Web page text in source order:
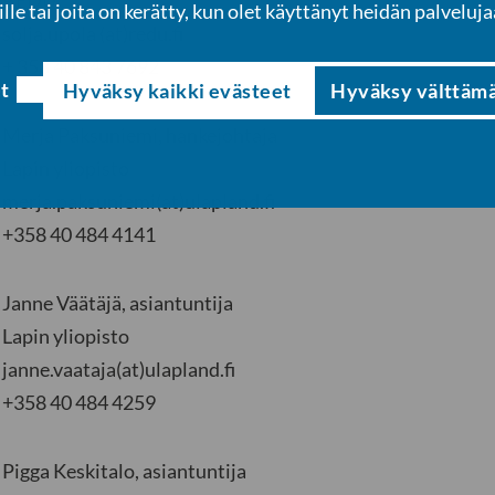
tai joita on kerätty, kun olet käyttänyt heidän
Hyväksy
Hyväksy kaikki evästeet
+ 358 40 843 7692
+358 40 484 4141
Janne Väätäjä, asiantuntija
Lapin yliopisto
janne.vaataja(at)ulapland.fi
+358 40 484 4259
Pigga Keskitalo, asiantuntija